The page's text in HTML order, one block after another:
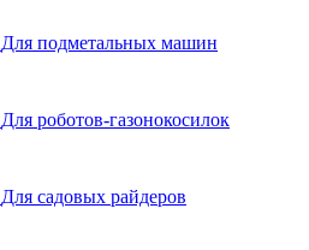
Для подметальных машин
Для роботов-газонокосилок
Для садовых райдеров